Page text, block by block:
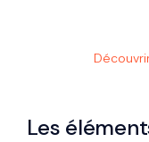
Les